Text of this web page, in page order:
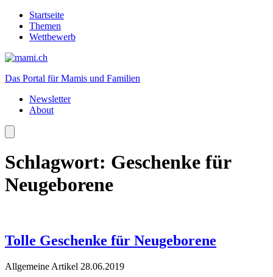
Startseite
Themen
Wettbewerb
Das Portal für Mamis und Familien
Newsletter
About
Schlagwort: Geschenke für
Neugeborene
Tolle Geschenke für Neugeborene
Allgemeine Artikel 28.06.2019